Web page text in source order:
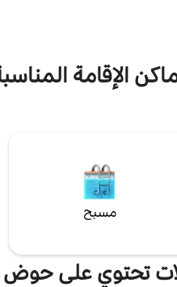
الإقامة
مسبح
تحتوي على